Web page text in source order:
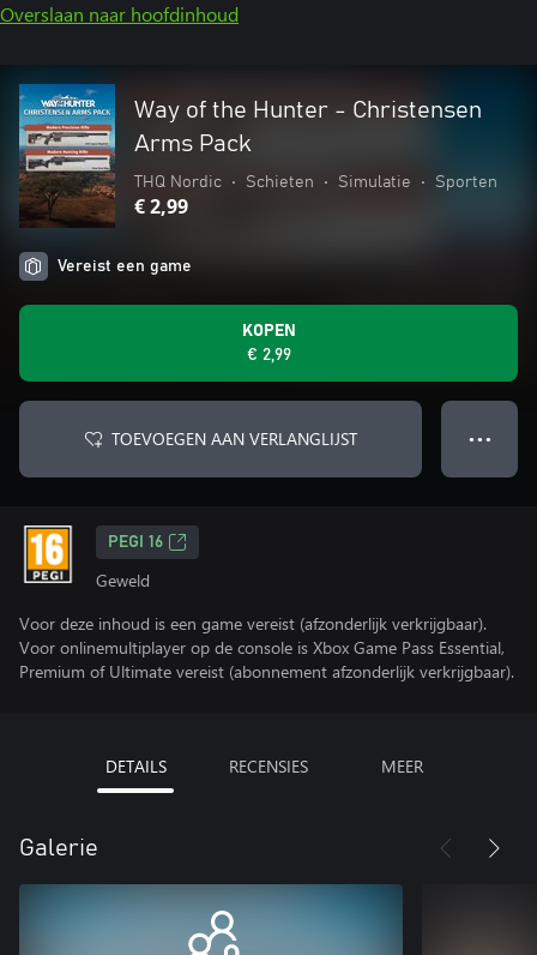
Overslaan naar hoofdinhoud
Way of the Hunter - Christensen
Arms Pack
THQ Nordic • Schieten • Simulatie • Sporten
€ 2,99
Vereist een game
KOPEN
€ 2,99
TOEVOEGEN AAN VERLANGLIJST ● ● ●
PEGI 16
Geweld
Voor deze inhoud is een game vereist (afzonderlijk verkrijgbaar).
Voor onlinemultiplayer op de console is Xbox Game Pass Essential,
Premium of Ultimate vereist (abonnement afzonderlijk verkrijgbaar).
DETAILS RECENSIES MEER
Galerie